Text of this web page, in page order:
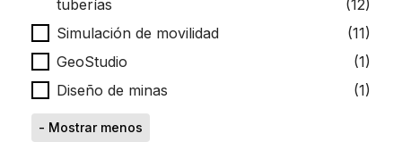
tuberías
(12)
Simulación de movilidad
(11)
GeoStudio
(1)
Diseño de minas
(1)
- Mostrar menos